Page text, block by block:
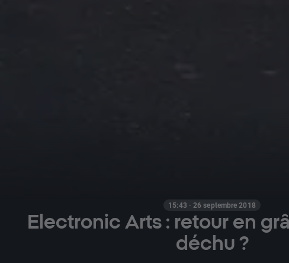
15:43 · 26 septembre 2018
Electronic Arts : retour en
déchu ?